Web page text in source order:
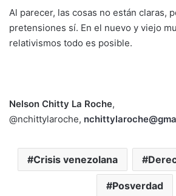
Al parecer, las cosas no están claras,
pretensiones sí. En el nuevo y viejo
relativismos todo es posible.
Nelson Chitty La Roche,
@nchittylaroche,
Crisis venezolana
Posverdad